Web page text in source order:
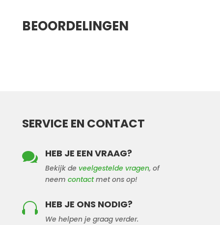
BEOORDELINGEN
SERVICE EN CONTACT
 HEB JE EEN VRAAG?
Bekijk de veelgestelde vragen, of
neem contact met ons op!
 HEB JE ONS NODIG?
We helpen je graag verder.